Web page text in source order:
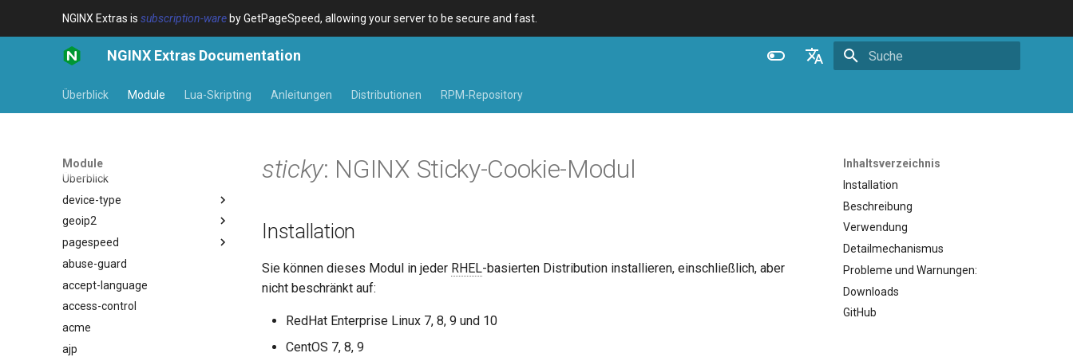
NGINX Extras is subscription-ware by GetPageSpeed, allowing your server to be secure and fast.
NGINX Extras Documentation
中文
Überblick Module Lua-Skripting Anleitungen Distributionen RPM-Repository
Module
Überblick
device-type
Überblick
Variables
$bot_category
$bot_name
$bot_producer
$browser_engine
Examples
Troubleshooting
Related
geoip2
Überblick
Directives
auto_reload
geoip2
geoip2_proxy
Examples
Troubleshooting
Related
pagespeed
Überblick
abuse-guard
accept-language
access-control
acme
ajp
Inhaltsverzeichnis
Installation
Beschreibung
Verwendung
Detailmechanismus
Probleme und Warnungen:
Downloads
GitHub
sticky: NGINX Sticky-Cookie-Modul
Installation
Sie können dieses Modul in jeder RHEL-basierten Distribution installieren, einschließlich, aber
nicht beschränkt auf:
RedHat Enterprise Linux 7, 8, 9 und 10
CentOS 7, 8, 9